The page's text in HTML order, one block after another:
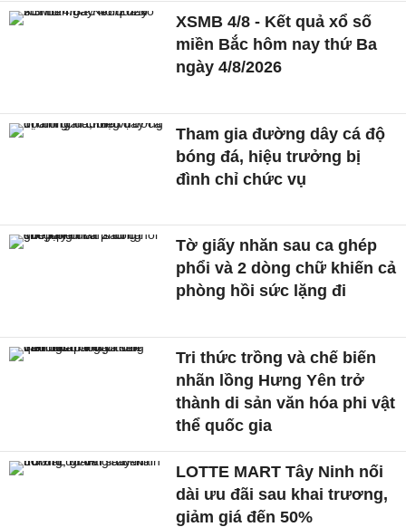
XSMB 4/8 - Kết quả xổ số
miền Bắc hôm nay thứ Ba
ngày 4/8/2026
Tham gia đường dây cá độ
bóng đá, hiệu trưởng bị
đình chỉ chức vụ
Tờ giấy nhăn sau ca ghép
phổi và 2 dòng chữ khiến cả
phòng hồi sức lặng đi
Tri thức trồng và chế biến
nhãn lồng Hưng Yên trở
thành di sản văn hóa phi vật
thể quốc gia
LOTTE MART Tây Ninh nối
dài ưu đãi sau khai trương,
giảm giá đến 50%